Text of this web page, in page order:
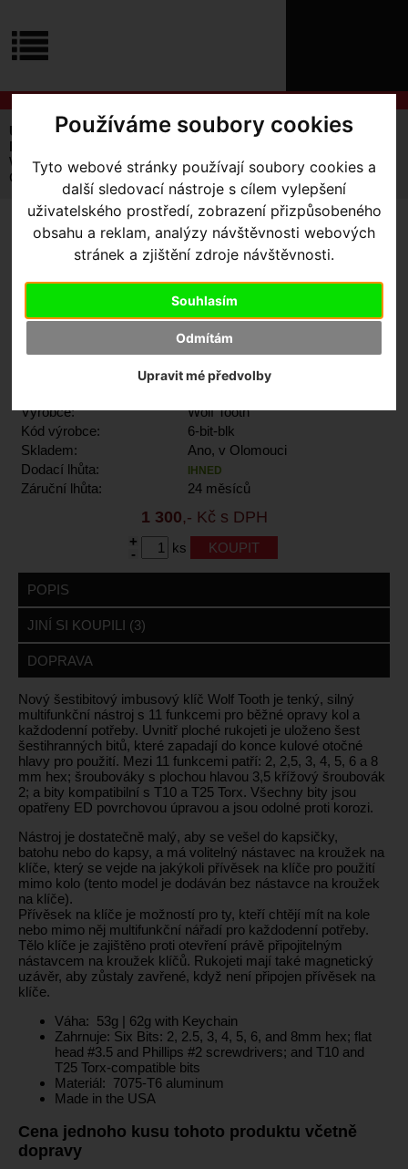
Používáme soubory cookies
Tyto webové stránky používají soubory cookies a
další sledovací nástroje s cílem vylepšení
uživatelského prostředí, zobrazení přizpůsobeného
obsahu a reklam, analýzy návštěvnosti webových
stránek a zjištění zdroje návštěvnosti.
Souhlasím
Odmítám
Upravit mé předvolby
O
REGISTRACE
ZTRATILI
Úvodní strana Výbava pro kolo
Nářadí / SWAT
MTB
WOLF TOOTH NÁŘADÍ 6-BIT HEX WRENCH MULTI-TOOL
ČERNÁ
WOLF TOOTH NÁŘADÍ 6-BIT
HEX WRENCH MULTI-TOOL
Výrobce:
Wolf Tooth
Kód výrobce:
6-bit-blk
Skladem:
Ano, v Olomouci
Dodací lhůta:
IHNED
Záruční lhůta: 24 měsíců
1 300,- Kč s DPH
+
-
ks
POPIS
JINÍ SI KOUPILI (3)
DOPRAVA
Nový šestibitový imbusový klíč Wolf Tooth je tenký, silný
multifunkční nástroj s 11 funkcemi pro běžné opravy kol a
každodenní potřeby. Uvnitř ploché rukojeti je uloženo šest
šestihranných bitů, které zapadají do konce kulové otočné
hlavy pro použití. Mezi 11 funkcemi patří: 2, 2,5, 3, 4, 5, 6 a 8
mm hex; šroubováky s plochou hlavou 3,5 křížový šroubovák
2; a bity kompatibilní s T10 a T25 Torx. Všechny bity jsou
opatřeny ED povrchovou úpravou a jsou odolné proti korozi.
Nástroj je dostatečně malý, aby se vešel do kapsičky,
batohu nebo do kapsy, a má volitelný nástavec na kroužek na
klíče, který se vejde na jakýkoli přívěsek na klíče pro použití
mimo kolo (tento model je dodáván bez nástavce na kroužek
na klíče).
Přívěsek na klíče je možností pro ty, kteří chtějí mít na kole
nebo mimo něj multifunkční nářadí pro každodenní potřeby.
Tělo klíče je zajištěno proti otevření právě připojitelným
nástavcem na kroužek klíčů. Rukojeti mají také magnetický
uzávěr, aby zůstaly zavřené, když není připojen přívěsek na
klíče.
Váha: 53g | 62g with Keychain
Zahrnuje: Six Bits: 2, 2.5, 3, 4, 5, 6, and 8mm hex; flat
head #3.5 and Phillips #2 screwdrivers; and T10 and
T25 Torx-compatible bits
Materiál: 7075-T6 aluminum
Made in the USA
Cena jednoho kusu tohoto produktu včetně
dopravy